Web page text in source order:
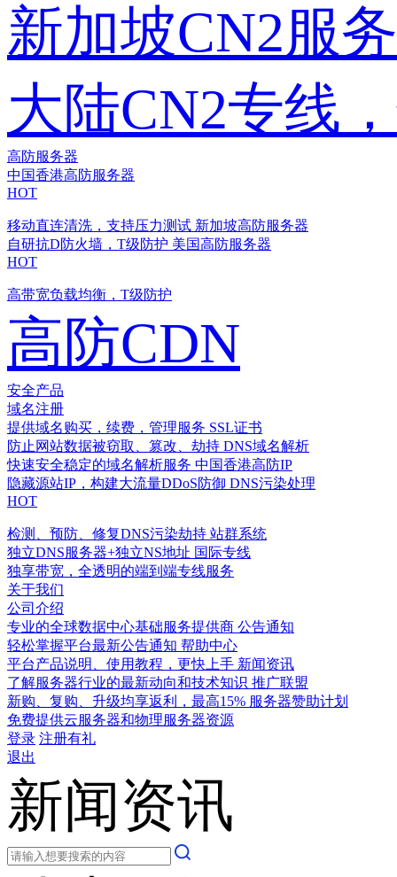
新加坡CN2服
大陆CN2专线
高防服务器
中国香港高防服务器
HOT
移动直连清洗，支持压力测试 新加坡高防服务器
自研抗D防火墙，T级防护 美国高防服务器
HOT
高带宽负载均衡，T级防护
高防CDN
安全产品
域名注册
提供域名购买，续费，管理服务 SSL证书
防止网站数据被窃取、篡改、劫持 DNS域名解析
快速安全稳定的域名解析服务 中国香港高防IP
隐藏源站IP，构建大流量DDoS防御 DNS污染处理
HOT
检测、预防、修复DNS污染劫持 站群系统
独立DNS服务器+独立NS地址 国际专线
独享带宽，全透明的端到端专线服务
关于我们
公司介绍
专业的全球数据中心基础服务提供商 公告通知
轻松掌握平台最新公告通知 帮助中心
平台产品说明、使用教程，更快上手 新闻资讯
了解服务器行业的最新动向和技术知识 推广联盟
新购、复购、升级均享返利，最高15% 服务器赞助计划
免费提供云服务器和物理服务器资源
登录 注册有礼
退出
新闻资讯